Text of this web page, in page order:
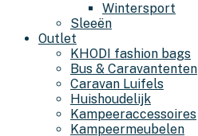
Wintersport
Sleeën
Outlet
KHODI fashion bags
Bus & Caravantenten
Caravan Luifels
Huishoudelijk
Kampeeraccessoires
Kampeermeubelen